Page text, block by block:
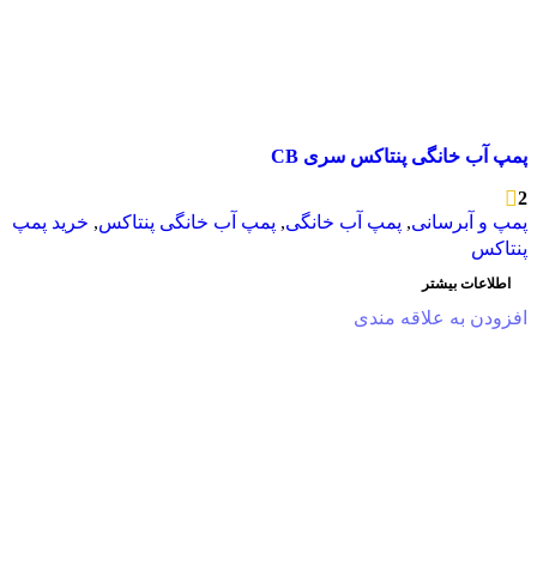
پمپ آب خانگی پنتاکس سری CB
2
پمپ و آبرسانی, پمپ آب خانگی, پمپ آب خانگی پنتاکس, خرید پمپ
پنتاکس
اطلاعات بیشتر
افزودن به علاقه مندی